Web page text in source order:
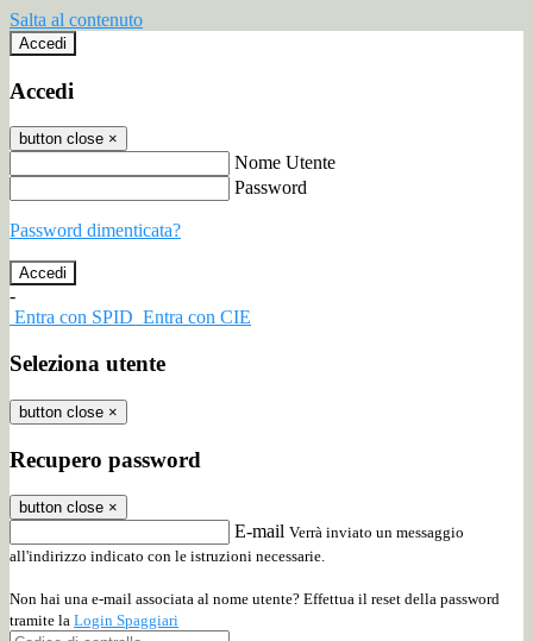
Salta al contenuto
Accedi
Accedi
button close ×
Nome Utente
Password
Password dimenticata?
-
Entra con SPID Entra con CIE
Seleziona utente
button close ×
Recupero password
button close ×
E-mail Verrà inviato un messaggio
all'indirizzo indicato con le istruzioni necessarie.
Non hai una e-mail associata al nome utente? Effettua il reset della password
tramite la Login Spaggiari